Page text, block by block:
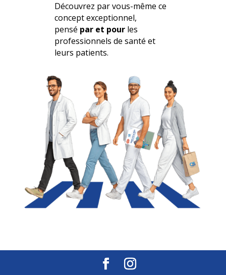
Découvrez par vous-même ce
concept exceptionnel,
pensé par et pourles
professionnels de santé et
leurs patients.